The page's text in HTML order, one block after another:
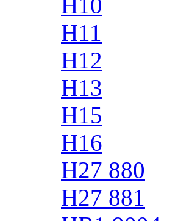
H11
H12
H13
H15
H16
H27 880
H27 881